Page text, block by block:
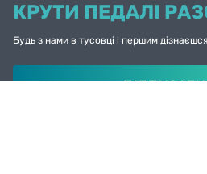
КРУТИ ПЕДАЛІ
Будь з нами в тусовці і першим